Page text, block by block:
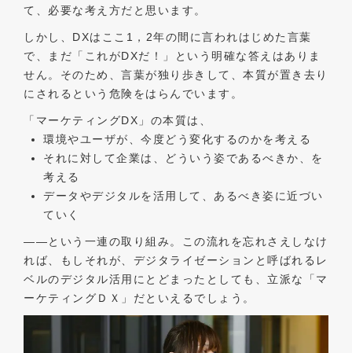
て、必要な考え方だと思います。
しかし、DXはここ1，2年の間に言われはじめた言葉
で、まだ「これがDXだ！」という明確な答えはありま
せん。そのため、言葉が独り歩きして、本質が置き去り
にされるという危険をはらんでいます。
「マーケティングDX」の本質は、
環境やユーザが、今度どう変化するのかを考える
それに対して企業は、どういう姿であるべきか、を
考える
データやデジタルを活用して、あるべき姿に近づい
ていく
――という一連の取り組み。この流れを忘れさえしなけ
れば、もしそれが、デジタライゼーションと呼ばれるレ
ベルのデジタル活用にとどまったとしても、立派な「マ
ーケティングＤＸ」だといえるでしょう。